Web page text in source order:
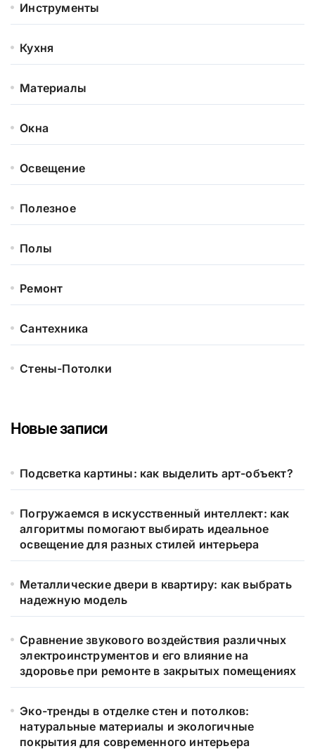
Инструменты
Кухня
Материалы
Окна
Освещение
Полезное
Полы
Ремонт
Сантехника
Стены-Потолки
Новые записи
Подсветка картины: как выделить арт-объект?
Погружаемся в искусственный интеллект: как
алгоритмы помогают выбирать идеальное
освещение для разных стилей интерьера
Металлические двери в квартиру: как выбрать
надежную модель
Сравнение звукового воздействия различных
электроинструментов и его влияние на
здоровье при ремонте в закрытых помещениях
Эко-тренды в отделке стен и потолков:
натуральные материалы и экологичные
покрытия для современного интерьера